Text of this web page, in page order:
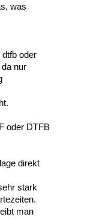
was
oder
nur
oder DTFB
direkt
stark
man